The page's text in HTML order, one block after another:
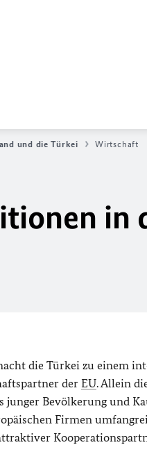
und die Türkei Wirtschaft
in
die Türkei zu einem
der EU. Allein
junger Bevölkerung und
Firmen